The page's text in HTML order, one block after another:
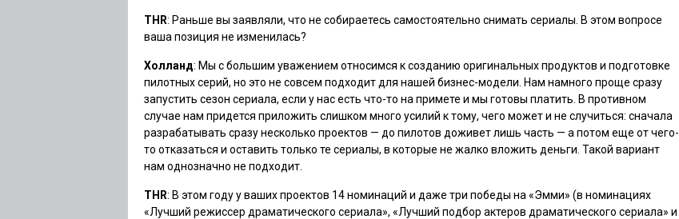
THR: Раньше вы заявляли, что не собираетесь самостоятельно снимать сериалы. В этом вопросе
ваша позиция не изменилась?
Холланд: Мы с большим уважением относимся к созданию оригинальных продуктов и подготовке
пилотных серий, но это не совсем подходит для нашей бизнес-модели. Нам намного проще сразу
запустить сезон сериала, если у нас есть что-то на примете и мы готовы платить. В противном
случае нам придется приложить слишком много усилий к тому, чего может и не случиться: сначала
разрабатывать сразу несколько проектов — до пилотов доживет лишь часть — а потом еще от чего-
то отказаться и оставить только те сериалы, в которые не жалко вложить деньги. Такой вариант
нам однозначно не подходит.
THR: В этом году у ваших проектов 14 номинаций и даже три победы на «Эмми» (в номинациях
«Лучший режиссер драматического сериала», «Лучший подбор актеров драматического сериала» и